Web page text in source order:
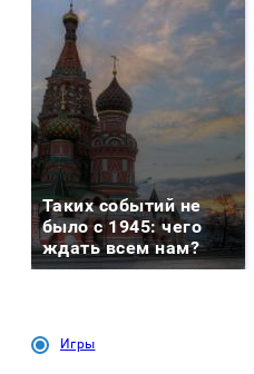
Таких событий не
было с 1945: чего
ждать всем нам?
Игры